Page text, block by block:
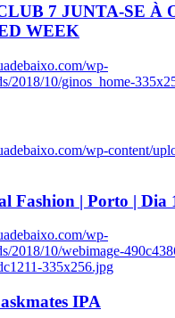
7 JUNTA-SE À
WEEK
wp-
2018/10/ginos_home-
wp-content/
Fashion | Porto | Dia
wp-
2018/10/webimage-
335x256.jpg
IPA